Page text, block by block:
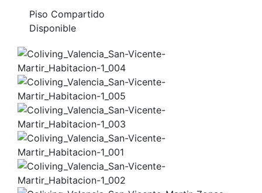
Piso Compartido
Disponible